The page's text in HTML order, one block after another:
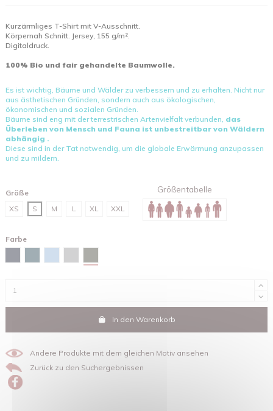
Kurzärmliges T-Shirt mit V-Ausschnitt.
Körpernah Schnitt. Jersey, 155 g/m².
Digitaldruck.
100% Bio und fair gehandelte Baumwolle.
Es ist wichtig, Bäume und Wälder zu verbessern und zu erhalten. Nicht nur
aus ästhetischen Gründen, sondern auch aus ökologischen,
ökonomischen und sozialen Gründen.
Bäume sind eng mit der terrestrischen Artenvielfalt verbunden, das
Überleben von Mensch und Fauna ist unbestreitbar von Wäldern
abhängig .
Diese sind in der Tat notwendig, um die globale Erwärmung anzupassen
und zu mildern.
Größe
XS
S M L XL XXL
Größentabelle
Farbe
In den Warenkorb
Andere Produkte mit dem gleichen Motiv ansehen
Zurück zu den Suchergebnissen